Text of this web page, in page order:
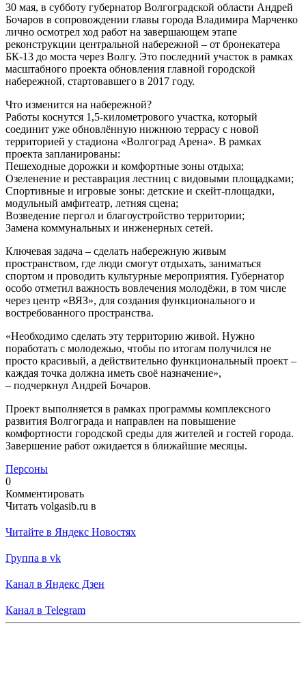
30 мая, в субботу губернатор Волгоградской области Андрей
Бочаров в сопровождении главы города Владимира Марченко
лично осмотрел ход работ на завершающем этапе
реконструкции центральной набережной – от бронекатера
БК-13 до моста через Волгу. Это последний участок в рамках
масштабного проекта обновления главной городской
набережной, стартовавшего в 2017 году.
Что изменится на набережной?
Работы коснутся 1,5-километрового участка, который
соединит уже обновлённую нижнюю террасу с новой
территорией у стадиона «Волгоград Арена». В рамках
проекта запланированы:
Пешеходные дорожки и комфортные зоны отдыха;
Озеленение и реставрация лестниц с видовыми площадками;
Спортивные и игровые зоны: детские и скейт-площадки,
модульный амфитеатр, летняя сцена;
Возведение пергол и благоустройство территории;
Замена коммунальных и инженерных сетей.
Ключевая задача – сделать набережную живым
пространством, где люди смогут отдыхать, заниматься
спортом и проводить культурные мероприятия. Губернатор
особо отметил важность вовлечения молодёжи, в том числе
через центр «ВЯЗ», для создания функционального и
востребованного пространства.
«Необходимо сделать эту территорию живой. Нужно
поработать с молодежью, чтобы по итогам получился не
просто красивый, а действительно функциональный проект –
каждая точка должна иметь своё назначение»,
– подчеркнул Андрей Бочаров.
Проект выполняется в рамках программы комплексного
развития Волгограда и направлен на повышение
комфортности городской среды для жителей и гостей города.
Завершение работ ожидается в ближайшие месяцы.
Персоны
0
Комментировать
Читать volgasib.ru в
Читайте в Яндекс Новостях
Группа в vk
Канал в Яндекс Дзен
Канал в Telegram